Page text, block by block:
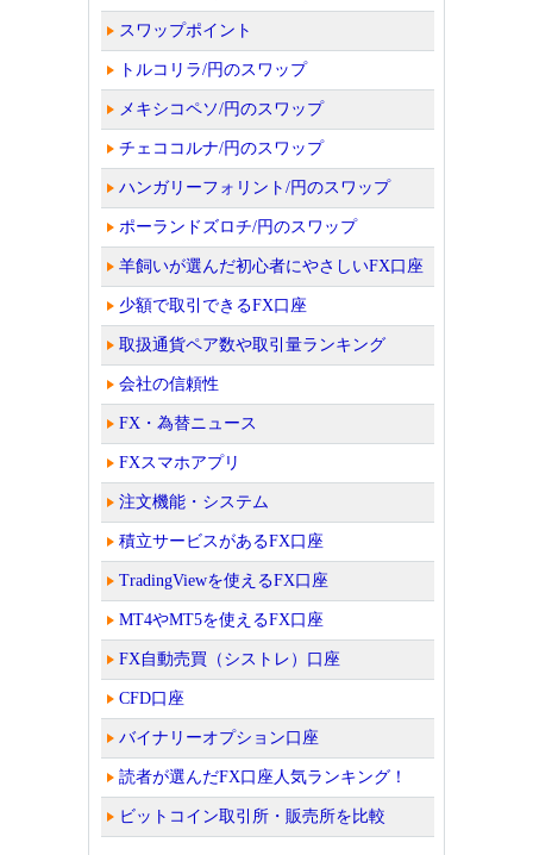
スワップポイント
トルコリラ/円のスワップ
メキシコペソ/円のスワップ
チェココルナ/円のスワップ
ハンガリーフォリント/円のスワップ
ポーランドズロチ/円のスワップ
羊飼いが選んだ初心者にやさしいFX口座
少額で取引できるFX口座
取扱通貨ペア数や取引量ランキング
会社の信頼性
FX・為替ニュース
FXスマホアプリ
注文機能・システム
積立サービスがあるFX口座
TradingViewを使えるFX口座
MT4やMT5を使えるFX口座
FX自動売買（シストレ）口座
CFD口座
バイナリーオプション口座
読者が選んだFX口座人気ランキング！
ビットコイン取引所・販売所を比較